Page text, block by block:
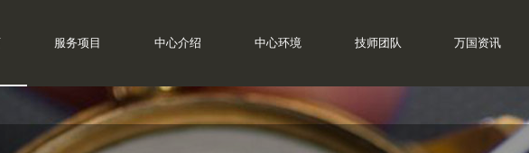
服务项目 中心介绍 中心环境 技师团队 万国资讯